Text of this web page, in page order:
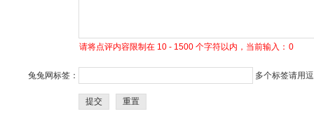
请将点评内容限制在 10 - 1500 个字符以内，当前输入： 0
兔兔网标签： 多个标签请用
提交 重置